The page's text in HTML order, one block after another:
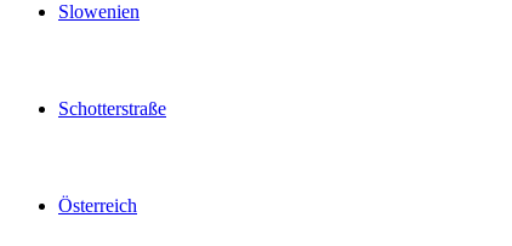
Slowenien
Schotterstraße
Österreich